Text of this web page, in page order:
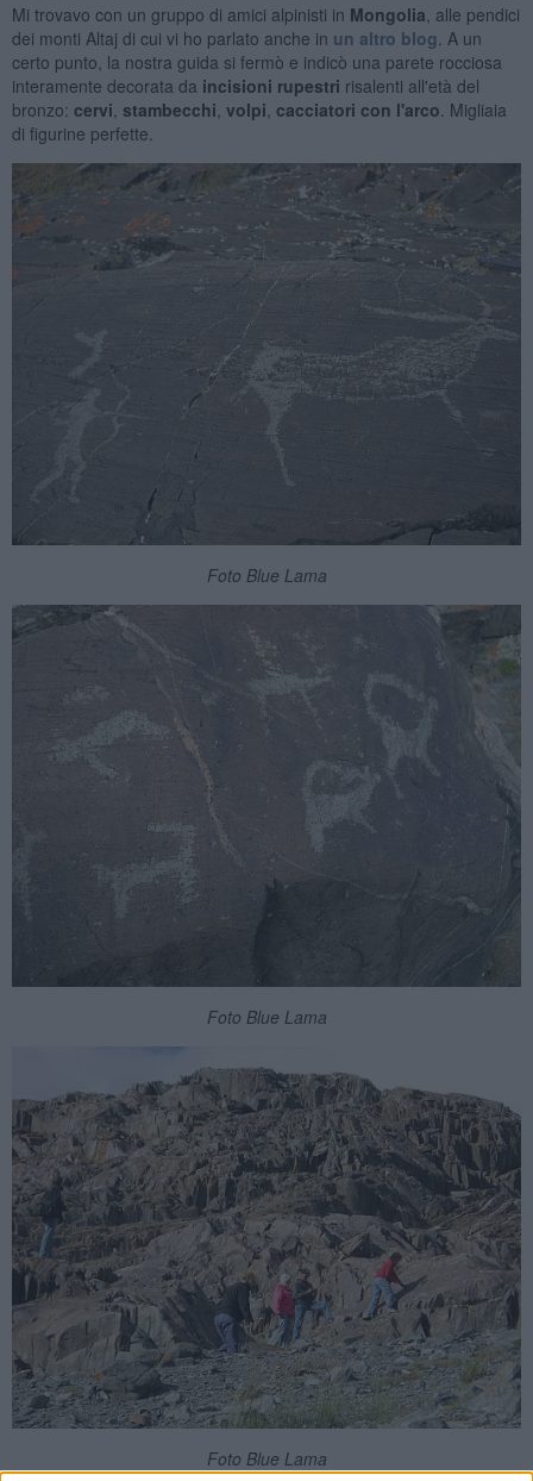
Mi trovavo con un gruppo di amici alpinisti in Mongolia , alle pendici
dei monti Altaj di cui vi ho parlato anche in un altro blog . A un
certo punto, la nostra guida si fermò e indicò una parete rocciosa
interamente decorata da incisioni rupestri risalenti all'età del
bronzo: cervi stambecchi volpi cacciatori con l'arco . Migliaia
di figurine perfette.
Foto Blue Lama
Foto Blue Lama
Foto Blue Lama